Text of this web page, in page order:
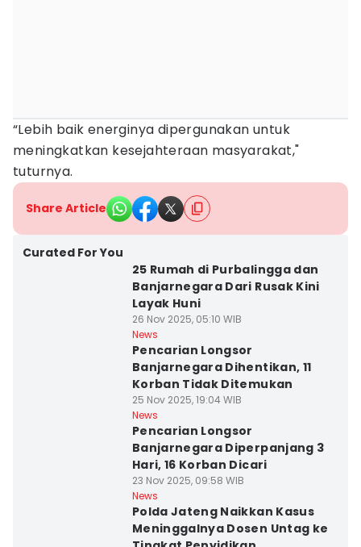
“Lebih baik energinya dipergunakan untuk
meningkatkan kesejahteraan masyarakat,"
tuturnya.
Share Article
Curated For You
25 Rumah di Purbalingga dan
Banjarnegara Dari Rusak Kini
Layak Huni
26 Nov 2025, 05:10 WIB
News
Pencarian Longsor
Banjarnegara Dihentikan, 11
Korban Tidak Ditemukan
25 Nov 2025, 19:04 WIB
News
Pencarian Longsor
Banjarnegara Diperpanjang 3
Hari, 16 Korban Dicari
23 Nov 2025, 09:58 WIB
News
Polda Jateng Naikkan Kasus
Meninggalnya Dosen Untag ke